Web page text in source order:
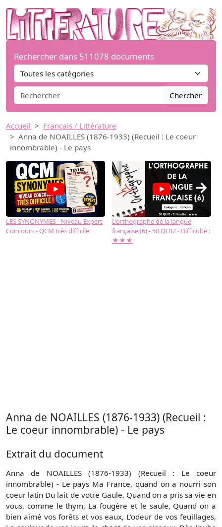
Rechercher dans 511078 documents
Chercher
Accueil
Français / Littérature
Anna de NOAILLES (1876-1933) (Recueil : Le coeur
innombrable) - Le pays
LES SYNONYMES - Niveau Expert
Concours - QCM très difficile
L'orthographe de la langue
française (6) - 50 QUIZ - Difficulté :
★★★
→
Anna de NOAILLES (1876-1933) (Recueil :
Le coeur innombrable) - Le pays
Extrait du document
Anna de NOAILLES (1876-1933) (Recueil : Le coeur
innombrable) - Le pays Ma France, quand on a nourri son
coeur latin Du lait de votre Gaule, Quand on a pris sa vie en
vous, comme le thym, La fougère et le saule, Quand on a
bien aimé vos forêts et vos eaux, L'odeur de vos feuillages,